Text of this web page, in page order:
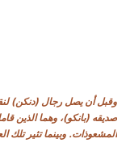
وقبل أن يصل رجال (دنكن)
صديقه (بانكو)، وهما الذين
المشعوذات. وبينما تثير تلك